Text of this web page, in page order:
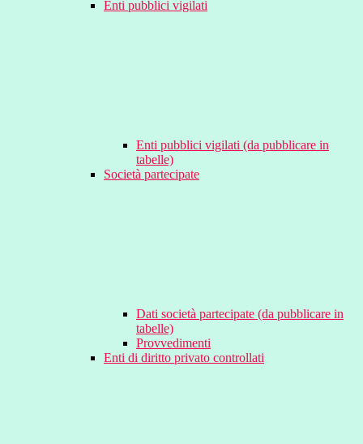
Enti pubblici vigilati
Enti pubblici vigilati (da pubblicare in
tabelle)
Società partecipate
Dati società partecipate (da pubblicare in
tabelle)
Provvedimenti
Enti di diritto privato controllati